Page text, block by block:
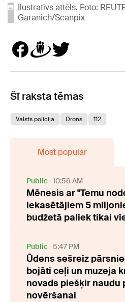
Ilustratīvs attēls. Foto:
Garanich/Scanpix
Šī raksta tēmas
Valsts policija Drons 112
Most popular
Public 10:56 AM
Mēnesis ar "Temu
iekasētājiem 5
budžetā paliek tikai
Public 5:47 PM
Ūdens sešreiz
bojāti ceļi un muzeja
novads piešķir naudu
novēršanai